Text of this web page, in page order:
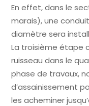
En effet, dans le
marais), une
diamètre sera
La troisième étape
ruisseau dans le
phase de travaux,
d’assainissement
les acheminer